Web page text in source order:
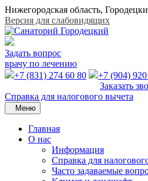
Нижегородская область,
Версия для слабовидящих
Задать вопрос
врачу по лечению
+7 (831) 274 60 80
+7 (904)
Заказать
Справка для налогового вычета
Меню
Главная
О нас
Информация
Справка для
Часто задаваемые